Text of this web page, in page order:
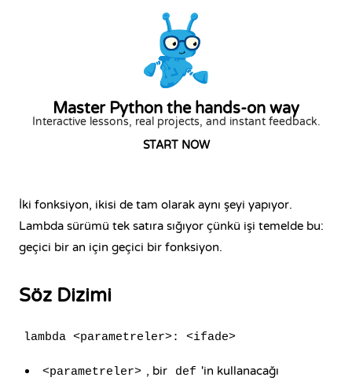
Master Python the hands-on way
Interactive lessons, real projects, and instant feedback.
START NOW
İki fonksiyon, ikisi de tam olarak aynı şeyi yapıyor.
Lambda sürümü tek satıra sığıyor çünkü işi temelde bu:
geçici bir an için geçici bir fonksiyon.
Söz Dizimi
lambda <parametreler>: <ifade>
<parametreler> , bir def 'in kullanacağı